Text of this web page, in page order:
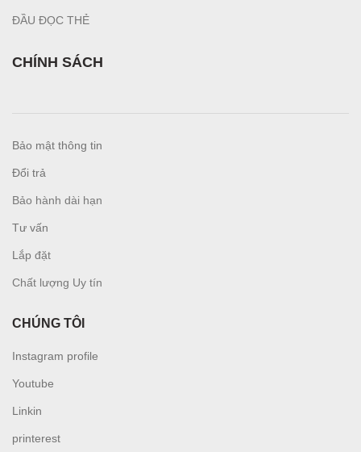
ĐẦU ĐỌC THẺ
CHÍNH SÁCH
Bảo mật thông tin
Đổi trả
Bảo hành dài hạn
Tư vấn
L ắp đặt
Chất lượng Uy tín
CHÚNG TÔI
Instagram profile
Youtube
Linkin
printerest